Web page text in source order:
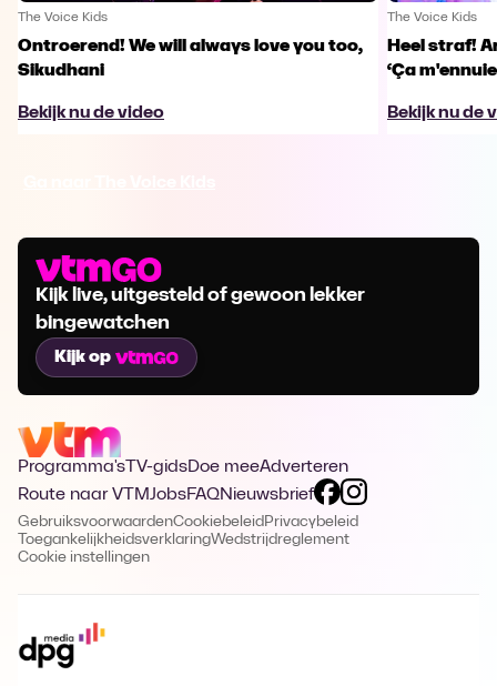
The Voice Kids
Ontroerend! We will always love you too,
Sikudhani
Bekijk nu de video
The Voice Kids
Heel straf!
‘Ça
Bekijk nu de
Kijk live, uitgesteld of gewoon lekker
bingewatchen
Kijk op
Programma's TV-gidsDoe meeAdverteren
Route naar VTMJobsFAQNieuwsbrief
GebruiksvoorwaardenCookiebeleid Privacybeleid
ToegankelijkheidsverklaringWedstrijdreglement
Cookie instellingen